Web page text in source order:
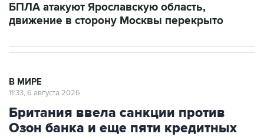
БПЛА атакуют Ярославскую область,
движение в сторону Москвы перекрыто
В МИРЕ
11:33, 6 августа 2026
Британия ввела санкции против
Озон банка и еще пяти кредитных